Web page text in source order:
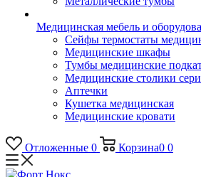
Медицинская мебель и
Сейфы термостаты
Медицинские шкафы
Тумбы медицинские
Медицинские столики
Аптечки
Кушетка медицинская
Медицинские кровати
Отложенные 0 Корзина0 0